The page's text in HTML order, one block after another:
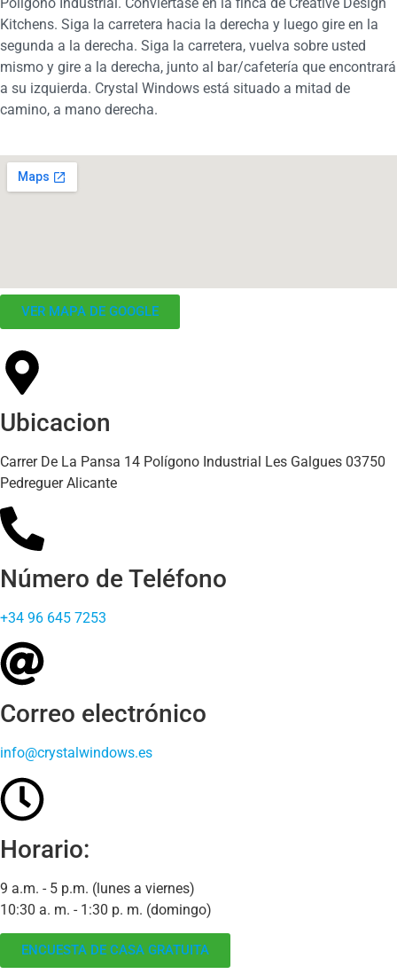
Kitchens. Siga la carretera hacia la derecha y luego gire en la
segunda a la derecha. Siga la carretera, vuelva sobre usted
mismo y gire a la derecha, junto al bar/cafetería que encontrará
a su izquierda. Crystal Windows está situado a mitad de
camino, a mano derecha.
VER MAPA DE GOOGLE
Ubicacion
Carrer De La Pansa 14 Polígono Industrial Les Galgues 03750
Pedreguer Alicante
Número de Teléfono
+34 96 645 7253
Correo electrónico
info@crystalwindows.es
Horario:
9 a.m. - 5 p.m. (lunes a viernes)
10:30 a. m. - 1:30 p. m. (domingo)
ENCUESTA DE CASA GRATUITA